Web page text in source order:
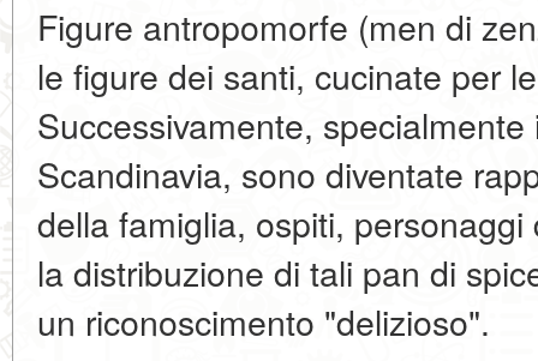
Figure antropomorfe (men di
le figure dei santi, cucinate per
Successivamente,
Scandinavia, sono diventate
della famiglia, ospiti,
la distribuzione di tali pan di
un riconoscimento "delizioso".